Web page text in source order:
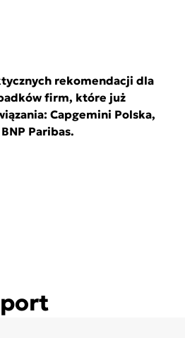
rekomendacji dla
firm, które już
Capgemini Polska,
Paribas.